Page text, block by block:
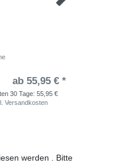
ab 55,95 € *
30 Tage: 55,95 €
Versandkosten
werden . Bitte